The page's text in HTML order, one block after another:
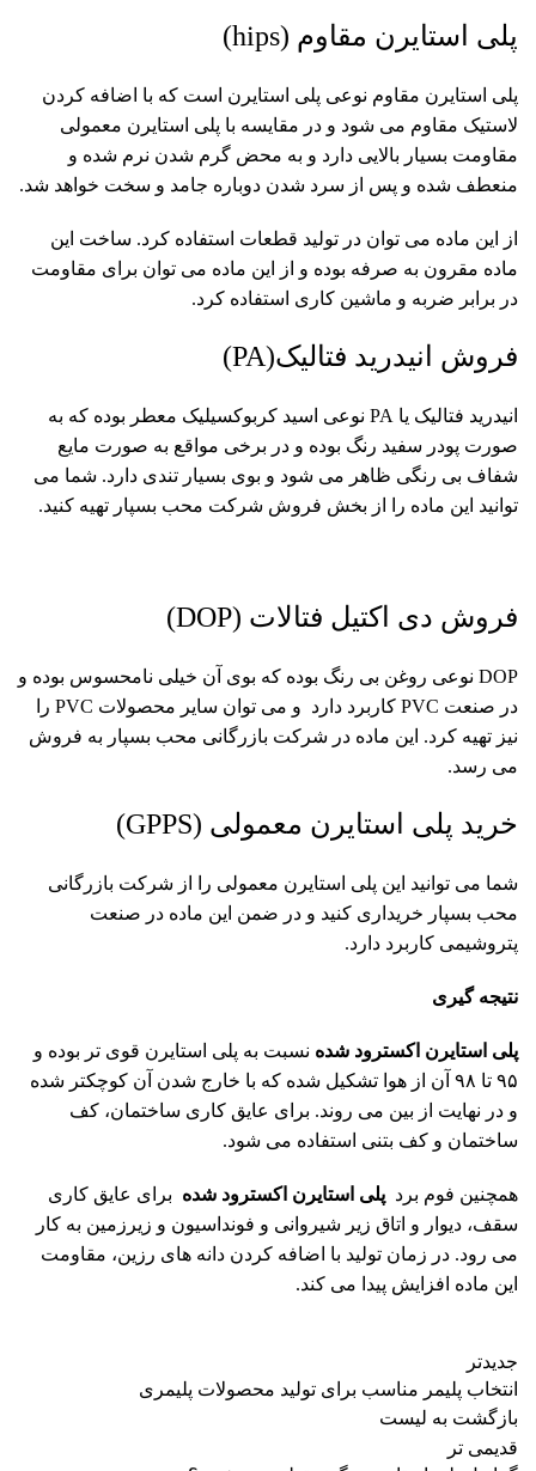
پلی استایرن مقاوم (hips)
پلی استایرن مقاوم نوعی پلی استایرن است که با اضافه کردن
لاستیک مقاوم می شود و در مقایسه با پلی استایرن معمولی
مقاومت بسیار بالایی دارد و به محض گرم شدن نرم شده و
منعطف شده و پس از سرد شدن دوباره جامد و سخت خواهد شد.
از این ماده می توان در تولید قطعات استفاده کرد. ساخت این
ماده مقرون به صرفه بوده و از این ماده می توان برای مقاومت
در برابر ضربه و ماشین کاری استفاده کرد.
فروش انیدرید فتالیک(PA)
انیدرید فتالیک یا PA نوعی اسید کربوکسیلیک معطر بوده که به
صورت پودر سفید رنگ بوده و در برخی مواقع به صورت مایع
شفاف بی رنگی ظاهر می شود و بوی بسیار تندی دارد. شما می
توانید این ماده را از بخش فروش شرکت محب بسپار تهیه کنید.
فروش دی اکتیل فتالات (DOP)
DOP نوعی روغن بی رنگ بوده که بوی آن خیلی نامحسوس بوده و
در صنعت PVC کاربرد دارد و می توان سایر محصولات PVC را
نیز تهیه کرد. این ماده در شرکت بازرگانی محب بسپار به فروش
می رسد.
خرید پلی استایرن معمولی (GPPS)
شما می توانید این پلی استایرن معمولی را از شرکت بازرگانی
محب بسپار خریداری کنید و در ضمن این ماده در صنعت
پتروشیمی کاربرد دارد.
نتیجه گیری
پلی استایرن اکسترود شده نسبت به پلی استایرن قوی تر بوده و
۹۵ تا ۹۸ آن از هوا تشکیل شده که با خارج شدن آن کوچکتر شده
و در نهایت از بین می روند. برای عایق کاری ساختمان، کف
ساختمان و کف بتنی استفاده می شود.
همچنین فوم برد پلی استایرن اکسترود شده برای عایق کاری
سقف، دیوار و اتاق زیر شیروانی و فونداسیون و زیرزمین به کار
می رود. در زمان تولید با اضافه کردن دانه های رزین، مقاومت
این ماده افزایش پیدا می کند.
جدیدتر
انتخاب پلیمر مناسب برای تولید محصولات پلیمری
بازگشت به لیست
قدیمی تر